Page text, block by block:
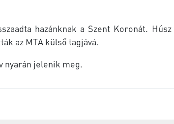
hazánknak a Szent Koronát.
az MTA külső tagjává.
nyarán jelenik meg.